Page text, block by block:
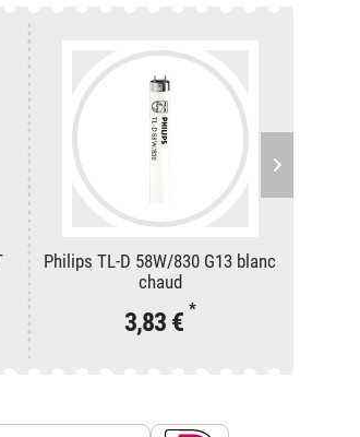
Philips TL-D 58W/830 G13 blanc
chaud
3,83 € *